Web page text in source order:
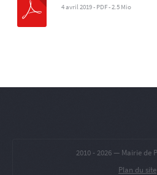
4 avril 2019- PDF-2.5 Mio
2010 - 2026 — Mairie de
Plan du site